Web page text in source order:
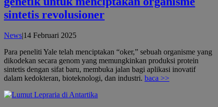
sintetis revolusioner
News|14 Februari 2025oleh
Para peneliti Yale telah menciptakan “oker,” sebuah organisme yang
dikodekan secara genom yang memungkinkan produksi protein
sintetis dengan sifat baru, membuka jalan bagi aplikasi inovatif
dalam kedokteran, bioteknologi, dan industri. baca >>